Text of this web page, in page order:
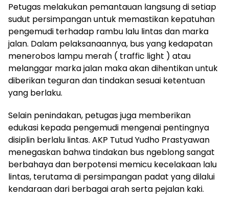
Petugas melakukan pemantauan langsung di setiap
sudut persimpangan untuk memastikan kepatuhan
pengemudi terhadap rambu lalu lintas dan marka
jalan. Dalam pelaksanaannya, bus yang kedapatan
menerobos lampu merah ( traffic light ) atau
melanggar marka jalan maka akan dihentikan untuk
diberikan teguran dan tindakan sesuai ketentuan
yang berlaku.
Selain penindakan, petugas juga memberikan
edukasi kepada pengemudi mengenai pentingnya
disiplin berlalu lintas. AKP Tutud Yudho Prastyawan
menegaskan bahwa tindakan bus ngeblong sangat
berbahaya dan berpotensi memicu kecelakaan lalu
lintas, terutama di persimpangan padat yang dilalui
kendaraan dari berbagai arah serta pejalan kaki.